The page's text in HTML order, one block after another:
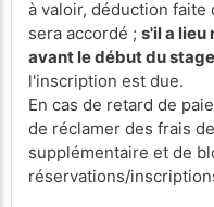
à valoir, déduction
sera accordé ; s'il a lieu
avant le début du
l'inscription est due.
En cas de retard de
de réclamer des frais
supplémentaire et de
réservations/